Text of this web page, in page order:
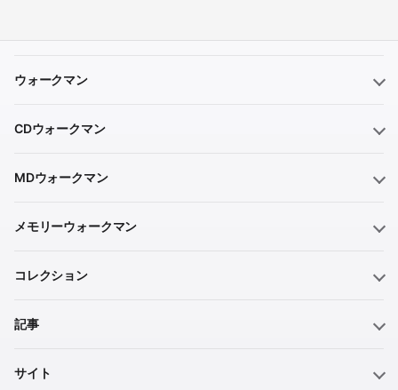
ウォークマン
CDウォークマン
MDウォークマン
メモリーウォークマン
コレクション
記事
サイト